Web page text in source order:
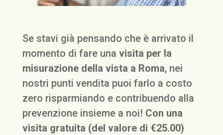
Se stavi già pensando che è arrivato il
momento di fare una visita per la
misurazione della vista a Roma, nei
nostri punti vendita puoi farlo a costo
zero risparmiando e contribuendo alla
prevenzione insieme a noi! Con una
visita gratuita (del valore di €25.00)